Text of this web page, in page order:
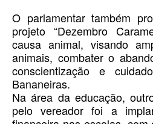
O parlamentar também
projeto “Dezembro
causa animal, visando
animais, combater o
conscientização e
Bananeiras.
Na área da educação,
pelo vereador foi a